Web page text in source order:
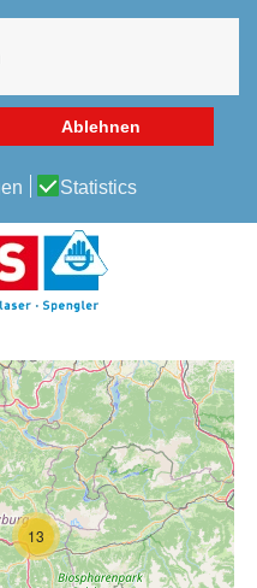
zu ermöglichen.
Bestimmungen
Ablehnen
Statistics
13